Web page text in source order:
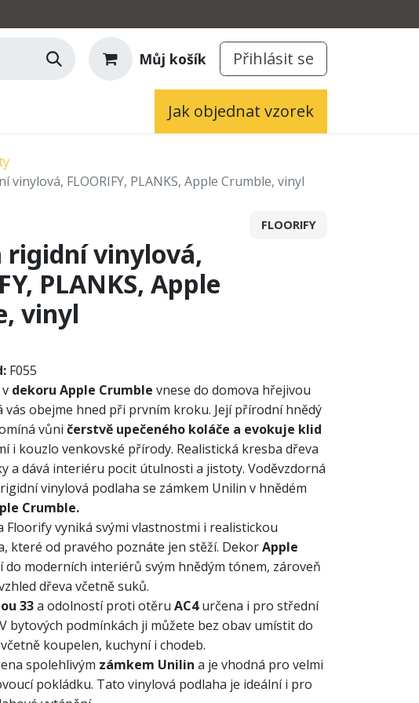
Můj košík Přihlásit se
Jak objednat vzorek
vinylová, FLOORIFY, PLANKS, Apple Crumble, vinyl
FLOORIFY
rigidní vinylová,
PLANKS, Apple
vinyl
F055
dekoru Apple Crumble vnese do domova hřejivou
obejme hned při prvním kroku. Její přírodní hnědý
vůni čerstvě upečeného koláče a evokuje klid
i kouzlo venkovské přírody. Realistická kresba dřeva
a dává interiéru pocit útulnosti a jistoty. Voděvzdorná
vinylová podlaha se zámkem Unilin v hnědém
Crumble.
Floorify vyniká svými vlastnostmi i realistickou
které od pravého poznáte jen stěží. DekorApple
do moderních interiérů svým hnědým tónem, zároveň
dřeva včetně suků.
33a odolností proti otěru AC4určena i pro střední
bytových podmínkách ji můžete bez obav umístit do
koupelen, kuchyní i chodeb.
spolehlivým zámkem Unilin a je vhodná pro velmi
pokládku. Tato vinylová podlaha je ideální i pro